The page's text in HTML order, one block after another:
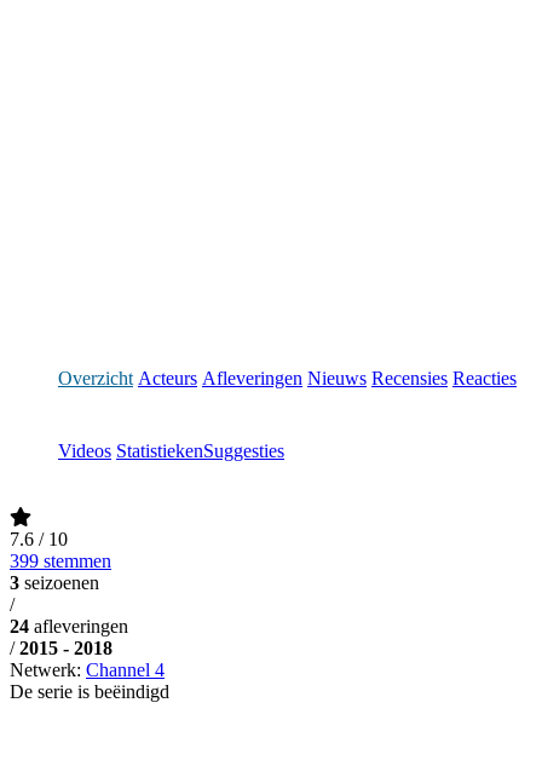
Overzicht Acteurs Afleveringen Nieuws Recensies Reacties
Videos StatistiekenSuggesties
7.6 / 10
399 stemmen
3 seizoenen
/
24 afleveringen
/ 2015 - 2018
Netwerk: Channel 4
De serie is beëindigd